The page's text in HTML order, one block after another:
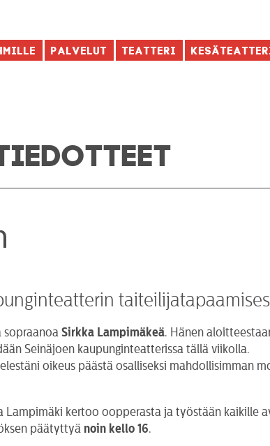
Palvelut Teatteri
sopraanoaSirkka Lampimäkeä. Hänen
Seinäjoen kaupunginteatterissa tällä viikolla.
oikeus päästä osalliseksi mahdollisimman
Lampimäki kertoo oopperasta ja työstään kaikille
päätyttyä noin kello 16.